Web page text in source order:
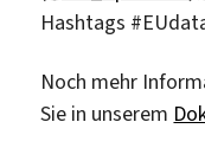
Hashtags
Noch mehr
Sie in unserem